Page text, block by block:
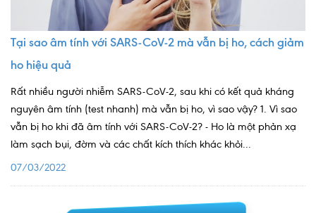
Ngoại
Sản - Phụ Khoa
Da Liễu
Mắt
Răng Hàm Mặt
Tại sao âm tính với SARS-CoV-2 mà vẫn bị ho, cách giảm
ho hiệu quả
Rất nhiều người nhiễm SARS-CoV-2, sau khi có kết quả kháng
nguyên âm tính (test nhanh) mà vẫn bị ho, vì sao vậy? 1. Vì sao
vẫn bị ho khi đã âm tính với SARS-CoV-2? - Ho là một phản xạ
làm sạch bụi, đờm và các chất kích thích khác khỏi...
07/03/2022